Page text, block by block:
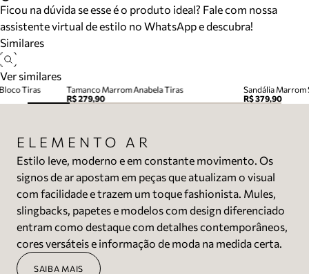
Ficou na dúvida se esse é o produto ideal? Fale com nossa
assistente virtual de estilo no WhatsApp e descubra!
Similares
Ver similares
Tamanco Marrom Anabela Tiras
R$ 279,90
Sandália Marrom
R$ 379,90
Tiras
ELEMENTO AR
Estilo leve, moderno e em constante movimento. Os
signos de ar apostam em peças que atualizam o visual
com facilidade e trazem um toque fashionista. Mules,
slingbacks, papetes e modelos com design diferenciado
entram como destaque com detalhes contemporâneos,
cores versáteis e informação de moda na medida certa.
SAIBA MAIS